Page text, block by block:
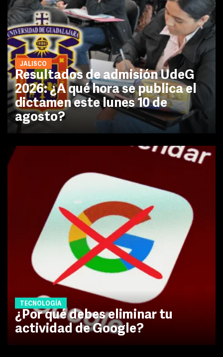
JALISCO
Resultados de admisión UdeG
2026: ¿A qué hora se publica el
dictamen este lunes 10 de
agosto?
TECNOLOGÍA
¿Por qué debes eliminar tu
actividad de Google?